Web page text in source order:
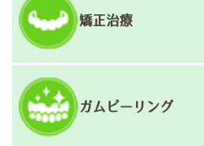
矯正治療
ガムピーリング